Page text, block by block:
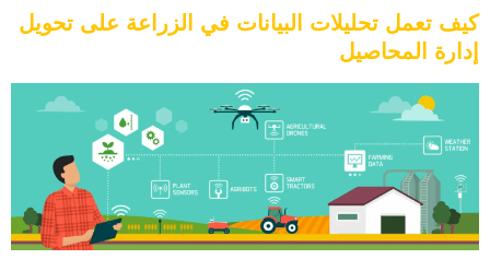
كيف تعمل تحليلات البيانات في الزراعة على تحويل
إدارة المحاصيل